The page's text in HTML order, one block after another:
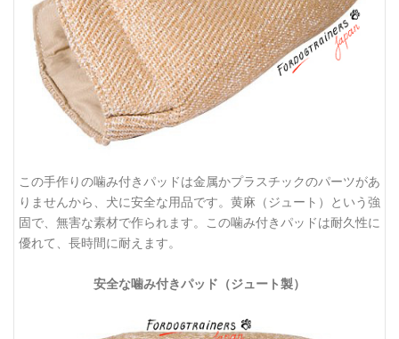
この手作りの噛み付きパッドは金属かプラスチックのパーツがあ
りませんから、犬に安全な用品です。黄麻（ジュート）という強
固で、無害な素材で作られます。この噛み付きパッドは耐久性に
優れて、長時間に耐えます。
安全な噛み付きパッド（ジュート製）